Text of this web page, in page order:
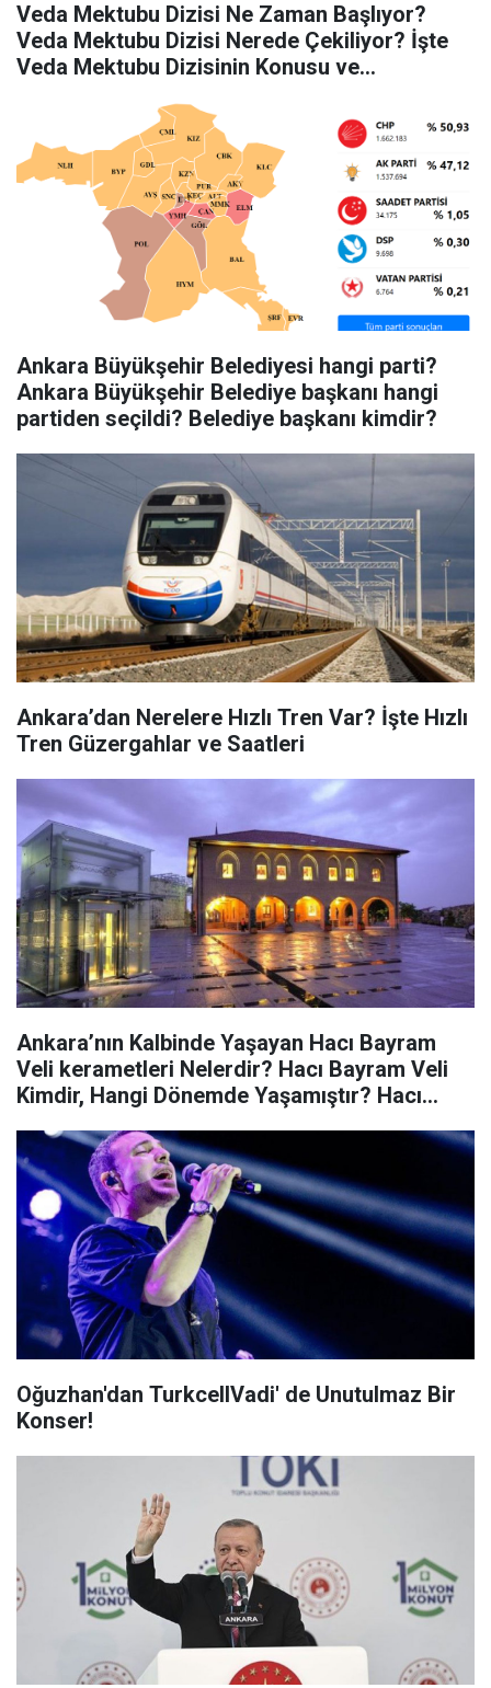
Veda Mektubu Dizisi Ne Zaman Başlıyor?
Veda Mektubu Dizisi Nerede Çekiliyor? İşte
Veda Mektubu Dizisinin Konusu ve
Ankara Büyükşehir Belediyesi hangi parti?
Ankara Büyükşehir Belediye başkanı hangi
partiden seçildi? Belediye başkanı kimdir?
Ankara’dan Nerelere Hızlı Tren Var? İşte Hızlı
Tren Güzergahlar ve Saatleri
Ankara’nın Kalbinde Yaşayan Hacı Bayram
Veli kerametleri Nelerdir? Hacı Bayram Veli
Kimdir, Hangi Dönemde Yaşamıştır? Hacı
Oğuzhan'dan TurkcellVadi' de Unutulmaz Bir
Konser!